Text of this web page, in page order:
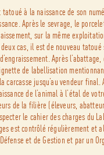
tatoué à la naissance de son
Après le sevrage, le
sur la même
cas, il est de nouveau
Après
de labellisation
carcasse jusqu’au vendeur
de l’animal à l’étal de
de la filière (éleveurs,
le cahier des charges du
est contrôlé régulièrement et
et de Gestion et par un